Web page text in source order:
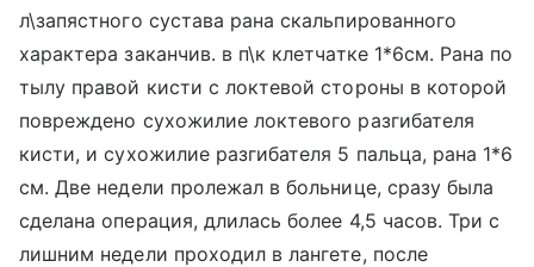
л\запястного сустава рана скальпированного
характера заканчив. в п\к клетчатке 1*6см. Рана по
тылу правой кисти с локтевой стороны в которой
повреждено сухожилие локтевого разгибателя
кисти, и сухожилие разгибателя 5 пальца, рана 1*6
см. Две недели пролежал в больнице, сразу была
сделана операция, длилась более 4,5 часов. Три с
лишним недели проходил в лангете, после